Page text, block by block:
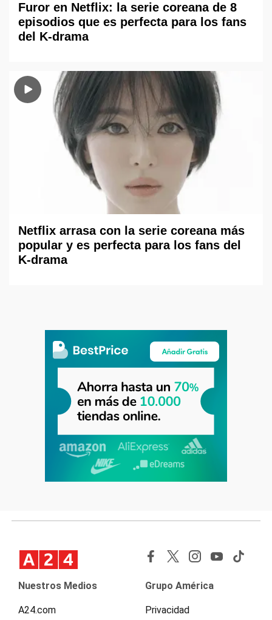
Furor en Netflix: la serie coreana de 8
episodios que es perfecta para los fans
del K-drama
Netflix arrasa con la serie coreana más
popular y es perfecta para los fans del
K-drama
Nuestros Medios
A24.com
Grupo América
Privacidad